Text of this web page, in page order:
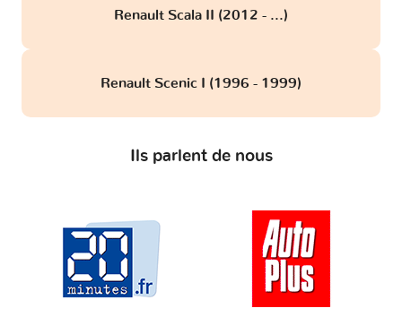
Renault Scala II (2012 - ...)
Renault Scenic I (1996 - 1999)
Ils parlent de nous